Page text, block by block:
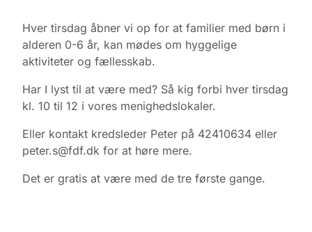
Hver tirsdag åbner vi op for at familier med børn i
alderen 0-6 år, kan mødes om hyggelige
aktiviteter og fællesskab.
Har I lyst til at være med? Så kig forbi hver tirsdag
kl. 10 til 12 i vores menighedslokaler.
Eller kontakt kredsleder Peter på 42410634 eller
peter.s@fdf.dk for at høre mere.
Det er gratis at være med de tre første gange.